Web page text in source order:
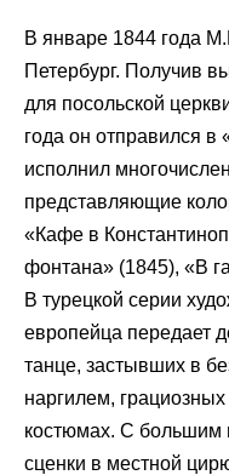
В январе 1844 года
Петербург. Получив
для посольской
года он отправился в
исполнил
представляющие
«Кафе в
фонтана» (1845), «В
В турецкой серии
европейца передает
танце, застывших в
наргилем,
костюмах. С большим
сценки в местной